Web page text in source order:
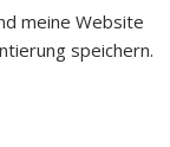
meine Website
speichern.